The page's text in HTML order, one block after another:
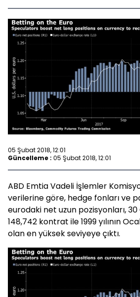
05 Şubat 2018, 12:01
Güncelleme : 05 Şubat 2018, 12:01
ABD Emtia Vadeli İşlemler
verilerine göre, hedge fonları ve
eurodaki net uzun pozisyonları,
148,742 kontrat ile 1999 yılının
olan en yüksek seviyeye çıktı.